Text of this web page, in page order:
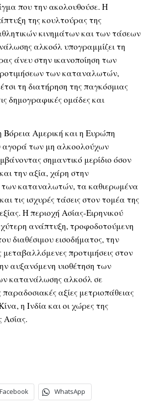
που την ακολουθούσε. Η
της κουλτούρας της
κινημάτων και των τάσεων
αλκοόλ υπογραμμίζει τη
άνευ στην ικανοποίηση των
των καταναλωτών,
τη διατήρηση της παγκόσμιας
δημογραφικές ομάδες και
Βόρεια Αμερική και η Ευρώπη
αγορά των μη αλκοολούχων
σημαντικό μερίδιο όσον
την αξία, χάρη στην
των καταναλωτών, τα καθιερωμένα
τις ισχυρές τάσεις στον τομέα της
Η περιοχή Ασίας-Ειρηνικού
ανάπτυξη, τροφοδοτούμενη
διαθέσιμου εισοδήματος, την
μεταβαλλόμενες προτιμήσεις στον
αυξανόμενη υιοθέτηση των
κατανάλωσης αλκοόλ σε
αξίες μετριοπάθειας
η Ινδία και οι χώρες της
Ασίας.
Facebook WhatsApp